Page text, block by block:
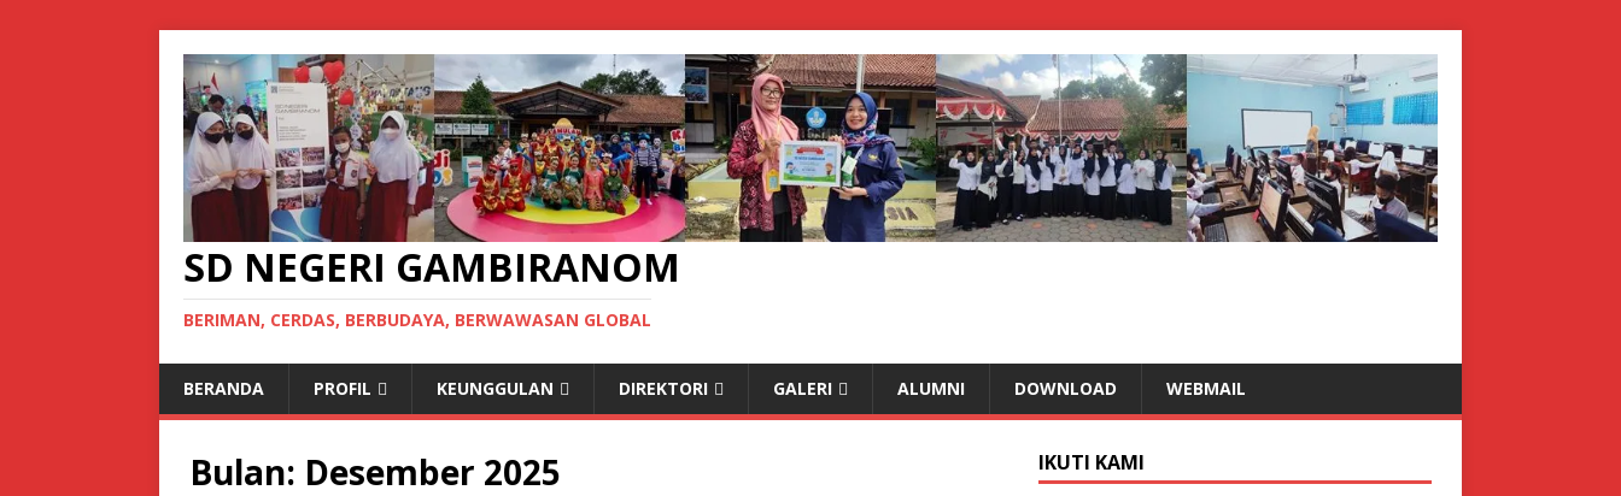
SD NEGERI GAMBIRANOM
BERIMAN, CERDAS, BERBUDAYA, BERWAWASAN GLOBAL
BERANDA PROFIL KEUNGGULAN DIREKTORI GALERI ALUMNI DOWNLOAD WEBMAIL
Bulan: Desember 2025 IKUTI KAMI